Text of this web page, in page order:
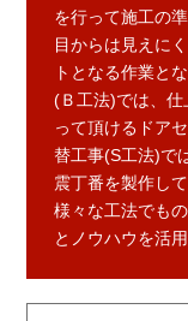
を行って施工の
目からは見えに
トとなる作業と
(Ｂ工法)では、
って頂けるドア
替工事(S工法)で
震丁番を製作し
様々な工法でも
とノウハウを活